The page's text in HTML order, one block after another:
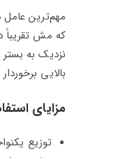
مهم‌ترین
که مش تقریباً
نزدیک به
بالایی
مزایای
توزیع